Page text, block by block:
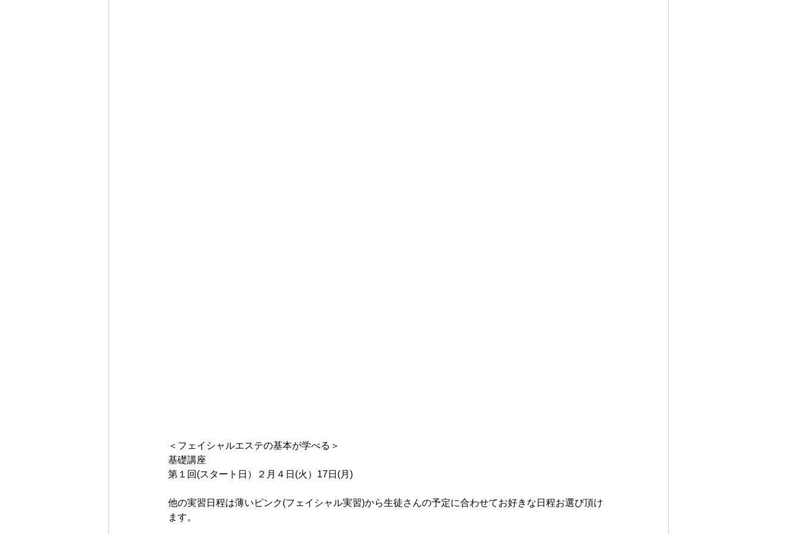
＜フェイシャルエステの基本が学べる＞
基礎講座
第１回(スタート日）２月４日(火）17日(月)
他の実習日程は薄いピンク(フェイシャル実習)から生徒さんの予定に合わせてお好きな日程お選び頂け
ます。